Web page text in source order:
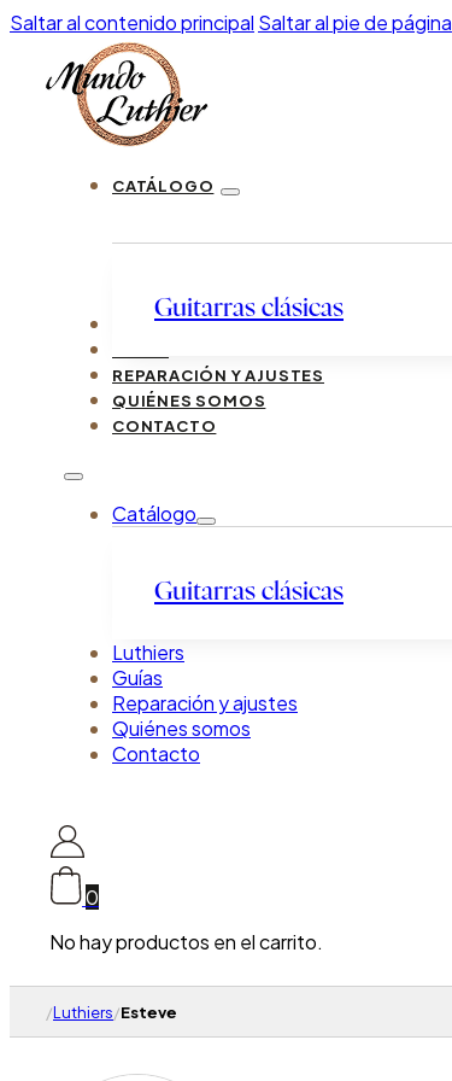
Saltar al contenido principal Saltar al pie de página
CATÁLOGO
Guitarras clásicas
LUTHIERS
REPARACIÓN Y AJUSTES
QUIÉNES SOMOS
CONTACTO
Catálogo
Guitarras clásicas
Luthiers
Guías
Reparación y ajustes
Quiénes somos
Contacto
0
No hay productos en el carrito.
/Luthiers/Esteve